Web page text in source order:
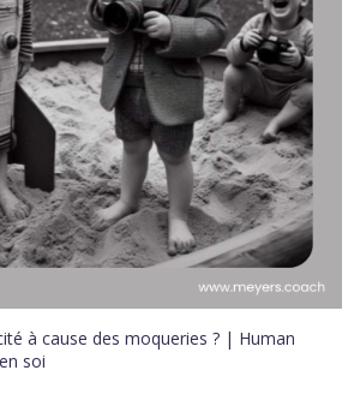
à cause des moqueries ? | Human
soi